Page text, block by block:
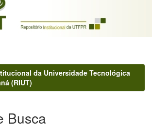
da Universidade Tecnológica
(RIUT)
Busca